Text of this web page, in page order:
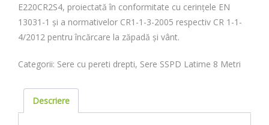
E220CR2S4, proiectată în conformitate cu cerințele EN
13031-1 și a normativelor CR1-1-3-2005 respectiv CR 1-1-
4/2012 pentru încărcare la zăpadă și vânt.
Categorii: Sere cu pereti drepti, Sere SSPD Latime 8 Metri
Descriere